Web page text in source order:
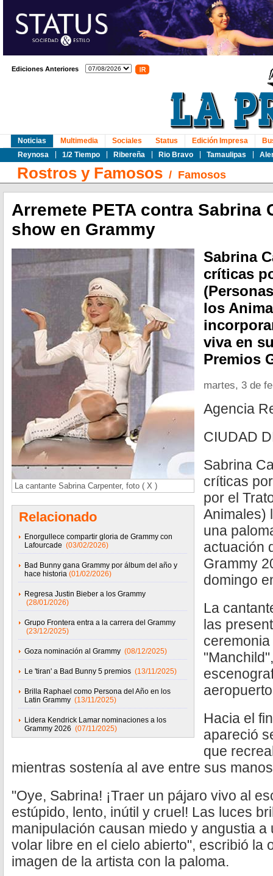
Ediciones Anteriores
Noticias
Reynosa
1/2 Tiempo Ribereña Rio Bravo Tamaulipas
Multimedia Sociales Status Edición Impresa
Rostros y Famosos / Famosos
Arremete PETA contra Sabrina
show en Grammy
La cantante Sabrina Carpenter, foto ( X )
Relacionado
Enorgullece compartir gloria de Grammy con
Lafourcade (03/02/2026)
Bad Bunny gana Grammy por álbum del año y
hace historia (01/02/2026)
Regresa Justin Bieber a los Grammy
(28/01/2026)
Grupo Frontera entra a la carrera del Grammy
(23/12/2025)
Goza nominación al Grammy (08/12/2025)
Le 'tiran' a Bad Bunny 5 premios (13/11/2025)
Brilla Raphael como Persona del Año en los
Latin Grammy (13/11/2025)
Lidera Kendrick Lamar nominaciones a los
Grammy 2026 (07/11/2025)
Sabrina
críticas
los
viva en
Premios
martes, 3 de
Agencia
CIUDAD
Sabrina
críticas
por el
Animales)
una
actuación
Grammy
domingo
La
las
Hacia el
apareció
que
mientras sostenía al ave entre sus
"Oye, Sabrina! ¡Traer un pájaro vivo al
estúpido, lento, inútil y cruel! Las luces
manipulación causan miedo y angustia
volar libre en el cielo abierto", escribió la
imagen de la artista con la paloma.